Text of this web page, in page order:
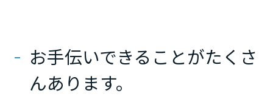
これから住まいをご検討の方
多彩な動画やこだわりが詰まった建築実例、注目の最新情報など、住
まいづくりを楽しく学べるデジタルラウンジです。
ミサワゼネラルソリューション
ミサワオーナーズクラブ
中途採用
障がい者採用
お手伝いできることがたくさ
んあります。
群馬県